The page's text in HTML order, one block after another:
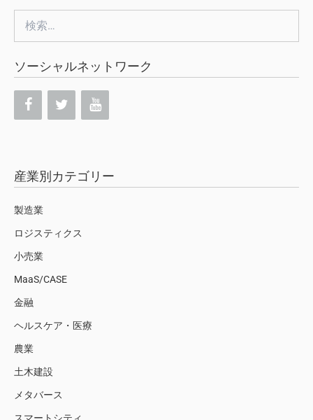
索:
ソーシャルネットワーク
産業別カテゴリー
製造業
ロジスティクス
小売業
MaaS/CASE
金融
ヘルスケア・医療
農業
土木建設
メタバース